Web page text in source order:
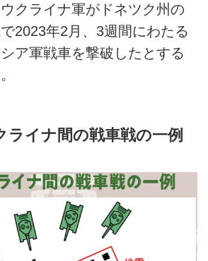
クライナ軍がドネツク州の
2023年2月、3週間にわたる
ア軍戦車を撃破したとする
ライナ間の戦車戦の一例